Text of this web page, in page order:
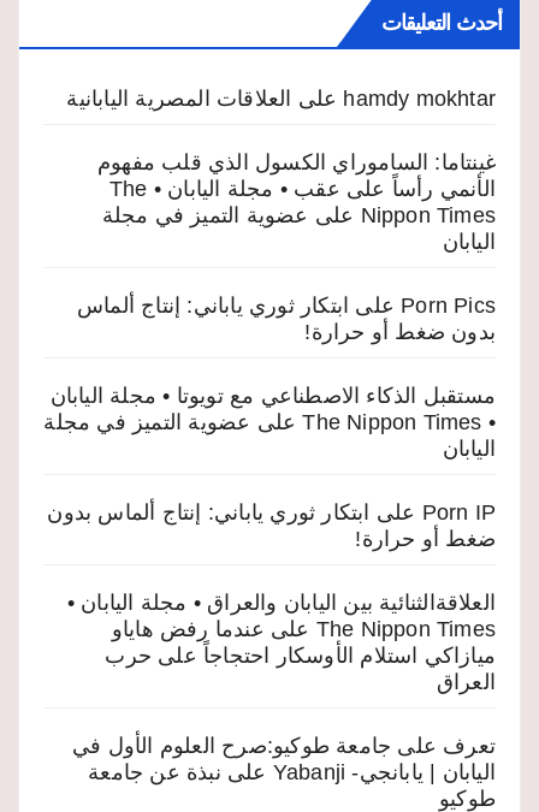
أحدث التعليقات
hamdy mokhtar على العلاقات المصرية اليابانية
غينتاما: الساموراي الكسول الذي قلب مفهوم
الأنمي رأساً على عقب • مجلة اليابان • The
Nippon Times على عضوية التميز في مجلة
اليابان
Porn Pics على ابتكار ثوري ياباني: إنتاج ألماس
بدون ضغط أو حرارة!
مستقبل الذكاء الاصطناعي مع تويوتا • مجلة اليابان
• The Nippon Times
على عضوية التميز في مجلة
اليابان
Porn IP على ابتكار ثوري ياباني: إنتاج ألماس بدون
ضغط أو حرارة!
العلاقةالثنائية بين اليابان والعراق • مجلة اليابان •
The Nippon Times على عندما رفض هاياو
ميازاكي استلام الأوسكار احتجاجاً على حرب
العراق
تعرف على جامعة طوكيو:صرح العلوم الأول في
اليابان | يابانجي- Yabanji
على نبذة عن جامعة
طوكيو